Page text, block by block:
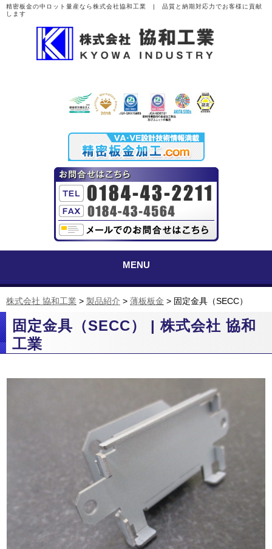
精密板金の中ロット量産なら株式会社協和工業 | 品質と納期対応力でお客様に貢献
します
MENU
株式会社 協和工業 > 製品紹介 > 薄板板金 > 固定金具（SECC）
固定金具（SECC） | 株式会社 協和
工業